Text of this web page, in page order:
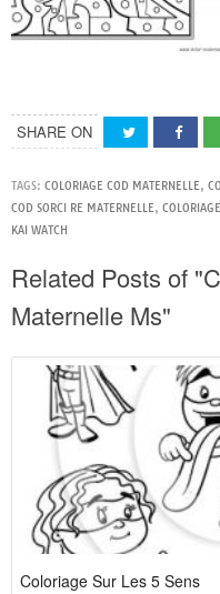
SHARE ON
TAGS: COLORIAGE COD MATERNELLE,
COD SORCI RE MATERNELLE,
KAI WATCH
Related Posts of
Maternelle Ms"
Coloriage Sur Les 5 Sens